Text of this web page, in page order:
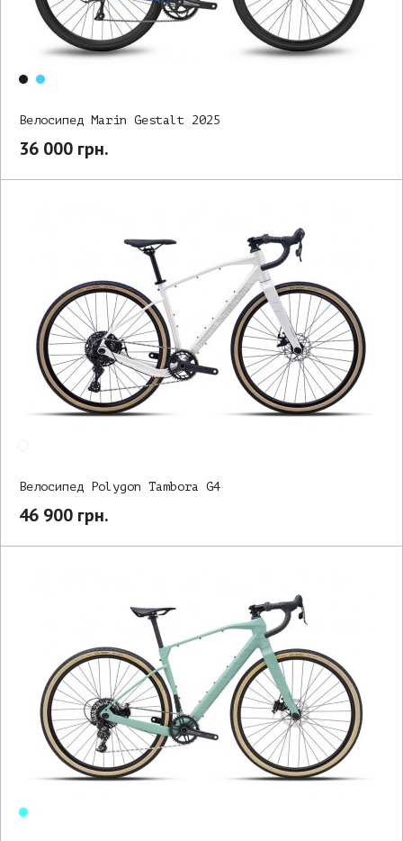
Велосипед Marin Gestalt 2025
36 000 грн.
Велосипед Polygon Tambora G4
46 900 грн.